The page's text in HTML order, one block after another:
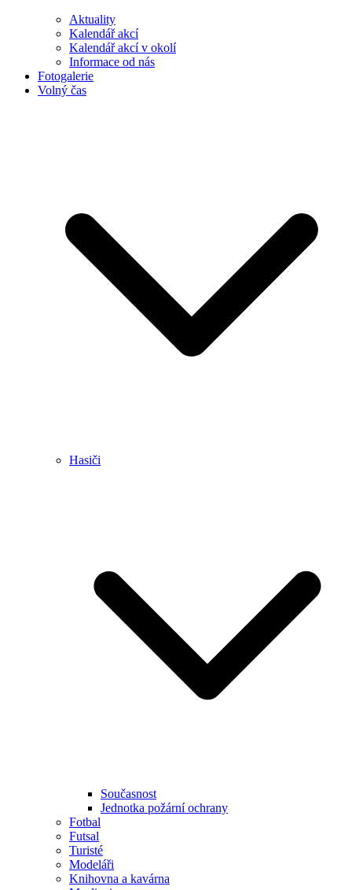
Aktuality
Kalendář akcí
Kalendář akcí v okolí
Informace od nás
Fotogalerie
Volný čas
Hasiči
Současnost
Jednotka požární ochrany
Fotbal
Futsal
Turisté
Modeláři
Knihovna a kavárna